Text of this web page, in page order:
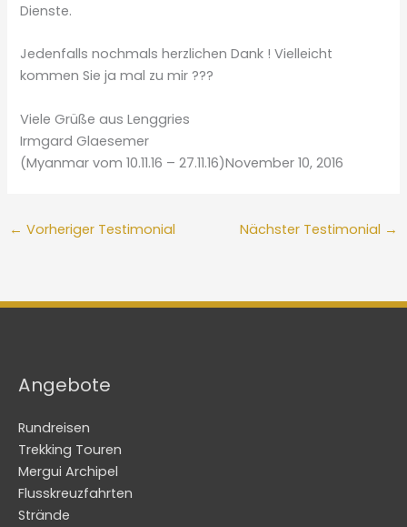
Dienste.
Jedenfalls nochmals herzlichen Dank ! Vielleicht
kommen Sie ja mal zu mir ???
Viele Grüße aus Lenggries
Irmgard Glaesemer
(Myanmar vom 10.11.16 – 27.11.16)November 10, 2016
← Vorheriger Testimonial Nächster Testimonial →
Angebote
Rundreisen
Trekking Touren
Mergui Archipel
Flusskreuzfahrten
Strände